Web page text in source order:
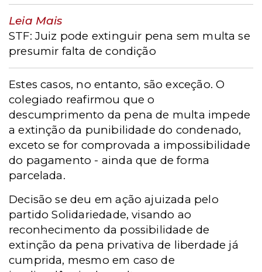
Leia Mais
STF: Juiz pode extinguir pena sem multa se
presumir falta de condição
Estes casos, no entanto, são exceção. O
colegiado reafirmou que o
descumprimento da pena de multa impede
a extinção da punibilidade do condenado,
exceto se for comprovada a impossibilidade
do pagamento - ainda que de forma
parcelada.
Decisão se deu em ação ajuizada pelo
partido Solidariedade, visando ao
reconhecimento da possibilidade de
extinção da pena privativa de liberdade já
cumprida, mesmo em caso de